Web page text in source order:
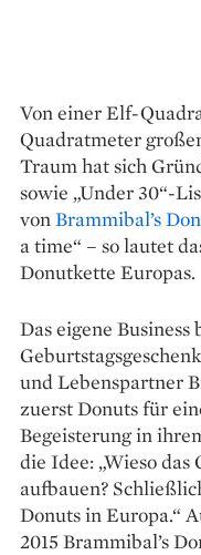
Von einer Elf-
Quadratmeter
Traum hat sich
sowie „Under 30“-
vonBrammibal’s
a time“ – so lautet
Donutkette Europas.
Das eigene
und Lebens­partner
zuerst Donuts für
Begeisterung in
die Idee: „Wieso das
aufbauen?
Donuts in Europa.“
2015 Brammibal’s